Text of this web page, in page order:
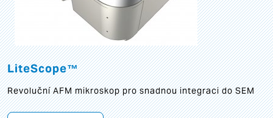
LiteScope™
Revoluční AFM mikroskop pro snadnou integraci do SEM